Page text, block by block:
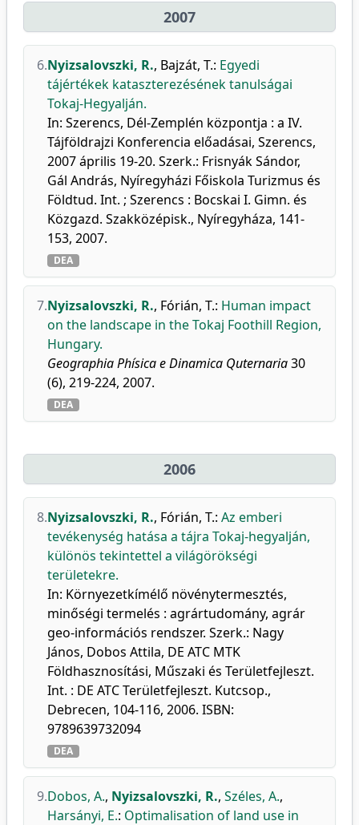
2007
6.Nyizsalovszki, R., Bajzát, T.: Egyedi
tájértékek kataszterezésének tanulságai
Tokaj-Hegyalján.
In: Szerencs, Dél-Zemplén központja : a IV.
Tájföldrajzi Konferencia előadásai, Szerencs,
2007 április 19-20. Szerk.: Frisnyák Sándor,
Gál András, Nyíregyházi Főiskola Turizmus és
Földtud. Int. ; Szerencs : Bocskai I. Gimn. és
Közgazd. Szakközépisk., Nyíregyháza, 141-
153, 2007.
DEA
7.Nyizsalovszki, R., Fórián, T.: Human impact
on the landscape in the Tokaj Foothill Region,
Hungary.
Geographia Phísica e Dinamica Quternaria30
(6), 219-224, 2007.
DEA
2006
8.Nyizsalovszki, R., Fórián, T.: Az emberi
tevékenység hatása a tájra Tokaj-hegyalján,
különös tekintettel a világörökségi
területekre.
In: Környezetkímélő növénytermesztés,
minőségi termelés : agrártudomány, agrár
geo-információs rendszer. Szerk.: Nagy
János, Dobos Attila, DE ATC MTK
Földhasznosítási, Műszaki és Területfejleszt.
Int. : DE ATC Területfejleszt. Kutcsop.,
Debrecen, 104-116, 2006. ISBN:
9789639732094
DEA
9.Dobos, A., Nyizsalovszki, R., Széles, A.,
Harsányi, E.: Optimalisation of land use in